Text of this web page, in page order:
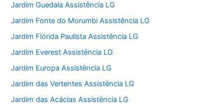
Jardim Guedala Assistência LG
Jardim Fonte do Morumbi Assistência LG
Jardim Flórida Paulista Assistência LG
Jardim Everest Assistência LG
Jardim Europa Assistência LG
Jardim das Vertentes Assistência LG
Jardim das Acácias Assistência LG